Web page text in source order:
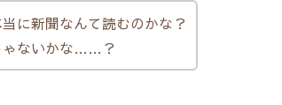
に新聞なんて読むのかな？
ゃないかな……？